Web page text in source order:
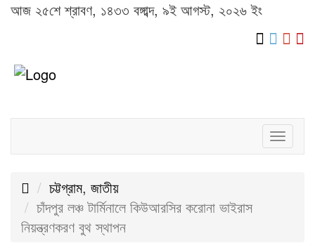
আজ ২৫শে শ্রাবণ, ১৪৩৩ বঙ্গাব্দ, ৯ই আগস্ট, ২০২৬ ইং
চট্টগ্রাম, জাতীয়
চাঁদপুর লঞ্চ টার্মিনালে কিউআরসির করোনা ভাইরাস
নিয়ন্ত্রণকরণ বুথ স্থাপন